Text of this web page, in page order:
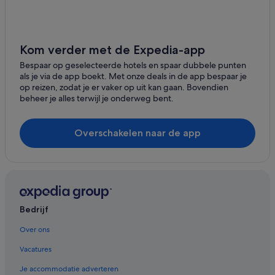
Kom verder met de Expedia-app
Bespaar op geselecteerde hotels en spaar dubbele punten
als je via de app boekt. Met onze deals in de app bespaar je
op reizen, zodat je er vaker op uit kan gaan. Bovendien
beheer je alles terwijl je onderweg bent.
Overschakelen naar de app
Bedrijf
Over ons
Vacatures
Je accommodatie adverteren